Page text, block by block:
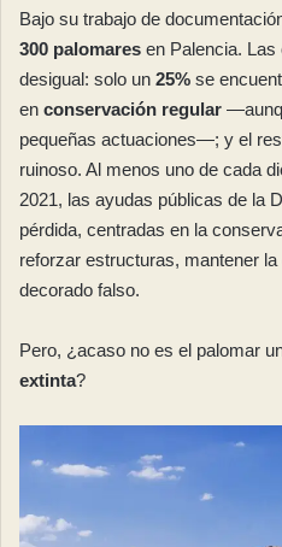
Bajo su trabajo de
300 palomares en Palencia. Las
desigual: solo un 25% se
en conservación regular
pequeñas actuaciones—; y el
ruinoso. Al menos uno de cada
2021, las ayudas públicas de la
pérdida, centradas en la
reforzar estructuras, mantener
decorado falso.
Pero, ¿acaso no es el palomar
extinta?